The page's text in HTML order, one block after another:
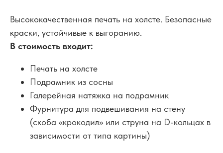
Высококачественная печать на холсте. Безопасные
краски, устойчивые к выгоранию.
В стоимость входит:
Печать на холсте
Подрамник из сосны
Галерейная натяжка на подрамник
Фурнитура для подвешивания на стену
(скоба «крокодил» или струна на D-кольцах в
зависимости от типа картины)